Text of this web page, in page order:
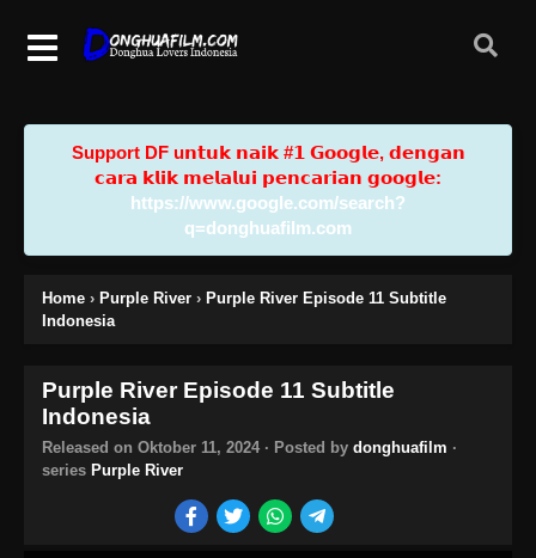
Support DF u𝗻𝘁𝘂𝗸 𝗻𝗮𝗶𝗸 #𝟭 𝗚𝗼𝗼𝗴𝗹𝗲, 𝗱𝗲𝗻𝗴𝗮𝗻
𝗰𝗮𝗿𝗮 𝗸𝗹𝗶𝗸 𝗺𝗲𝗹𝗮𝗹𝘂𝗶 𝗽𝗲𝗻𝗰𝗮𝗿𝗶𝗮𝗻 𝗴𝗼𝗼𝗴𝗹𝗲:
https://www.google.com/search?
q=donghuafilm.com
Home › Purple River › Purple River Episode 11 Subtitle
Indonesia
Purple River Episode 11 Subtitle
Indonesia
Released on Oktober 11, 2024 · Posted by donghuafilm ·
series Purple River